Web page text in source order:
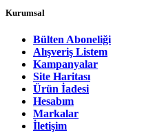
Kurumsal
Bülten Aboneliği
Alışveriş Listem
Kampanyalar
Site Haritası
Ürün İadesi
Hesabım
Markalar
İletişim